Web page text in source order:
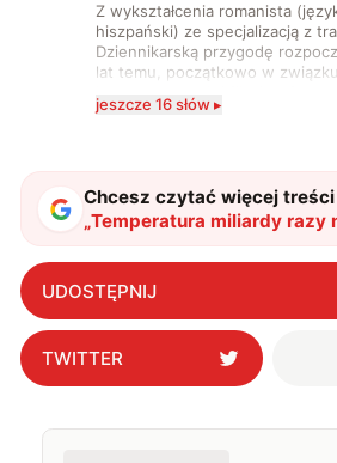
Z wykształcenia romanista
hiszpański) ze specjalizacją z
Dziennikarską przygodę
lat temu, początkowo w
komputerowych i filmów.
zdecydowanie częściej na
także uprawiać oraz oglądać
jeszcze 16 słów ▸
Chcesz czytać więcej
„Temperatura miliardy razy
przestrzeni
się ją osiągnąć?"?
UDOSTĘPNIJ
TWITTER